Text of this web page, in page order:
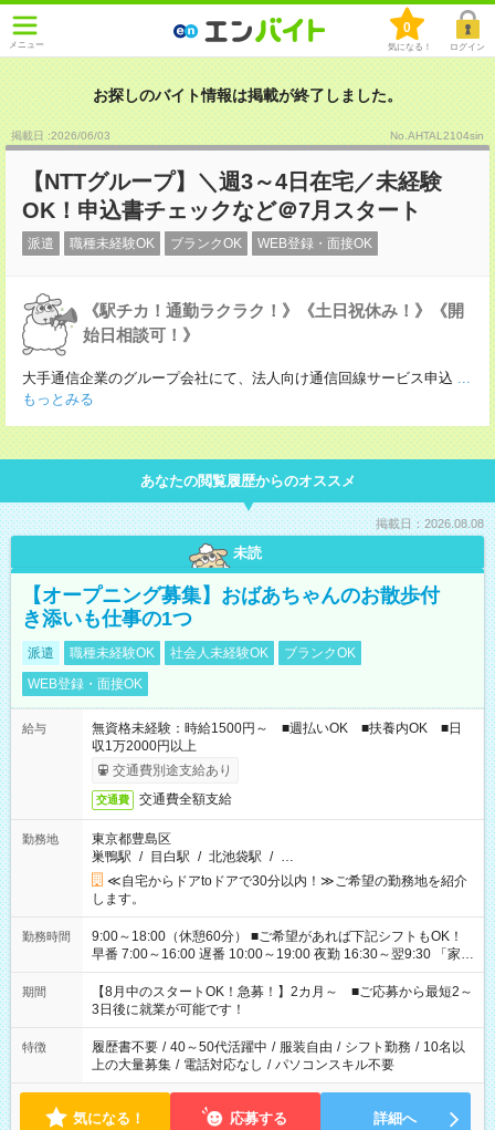
メニュー
0
気になる！ ログイン
お探しのバイト情報は掲載が終了しました。
掲載日 :2026/06/03 No.AHTAL2104sin
【NTTグループ】＼週3～4日在宅／未経験
OK！申込書チェックなど＠7月スタート
派遣 職種未経験OK ブランクOK WEB登録・面接OK
《駅チカ！通勤ラクラク！》《土日祝休み！》《開
始日相談可！》
大手通信企業のグループ会社にて、法人向け通信回線サービス申込 ...
もっとみる
あなたの閲覧履歴からのオススメ
掲載日：2026.08.08
未読
【オープニング募集】おばあちゃんのお散歩付
き添いも仕事の1つ
派遣 職種未経験OK 社会人未経験OK
ブランクOK
WEB登録・面接OK
給与
無資格未経験：時給1500円～ ■週払いOK ■扶養内OK ■日
収1万2000円以上
交通費別途支給あり
交通費 交通費全額支給
勤務地
東京都豊島区
巣鴨駅 / 目白駅 / 北池袋駅 / …
≪自宅からドアtoドアで30分以内！≫ご希望の勤務地を紹介
します。
勤務時間
9:00～18:00（休憩60分） ■ご希望があれば下記シフトもOK！
早番 7:00～16:00 遅番 10:00～19:00 夜勤 16:30～翌9:30 「家族
と休みを合わせたい」 「余裕を持って夕飯の準備がしたい」
「できれば残業はしたくない」 など、ご希望を教えてください
ね。 ※Wワーク希望の方へ 今ご覧のお仕事で希望する勤務時間
と、もう1つのお仕事の勤務時間。 合計で週40時間を超える場
合は応募できません。
期間
【8月中のスタートOK！急募！】2カ月～ ■ご応募から最短2～
3日後に就業が可能です！
特徴 履歴書不要 / 40～50代活躍中 / 服装自由 / シフト勤務 / 10名以
上の大量募集 / 電話対応なし / パソコンスキル不要
気になる！ 応募する 詳細へ